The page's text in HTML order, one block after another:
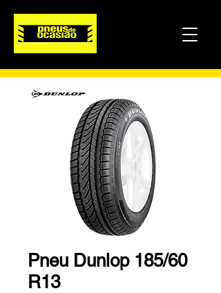
Pneu Dunlop 185/60
R13